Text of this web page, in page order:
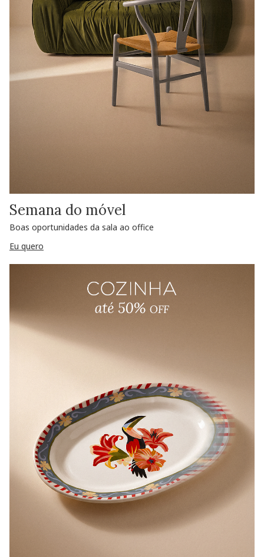
Semana do móvel
Boas oportunidades da sala ao office
Eu quero